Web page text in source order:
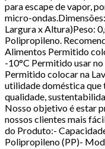
para escape de vapor,
micro-
Largura x Altura)Peso:
Polipropileno.
Alimentos Permitido
-10°C Permitido usar
Permitido colocar na
utilidade doméstica que
qualidade,
Nosso objetivo é estar
nossos clientes mais
do Produto:-
Polipropileno (PP)-